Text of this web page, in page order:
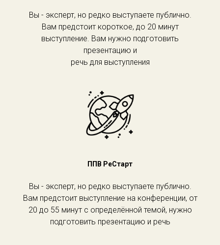
Вы - эксперт, но редко выступаете публично.
Вам предстоит короткое, до 20 минут
выступление. Вам нужно подготовить
презентацию и
речь для выступления
ППВ РеСтарт
Вы - эксперт, но редко выступаете публично.
Вам предстоит выступление на конференции, от
20 до 55 минут с определённой темой, нужно
подготовить презентацию и речь